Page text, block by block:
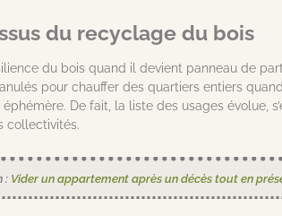
du recyclage du bois
du bois quand il devient panneau de
pour chauffer des quartiers entiers
De fait, la liste des usages évolue,
collectivités.
: Vider un appartement après un décès tout en